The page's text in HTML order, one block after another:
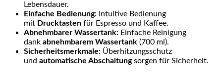
Lebensdauer.
Einfache Bedienung: Intuitive Bedienung
mit Drucktasten für Espresso und Kaffee.
Abnehmbarer Wassertank: Einfache Reinigung
dank abnehmbarem Wassertank (700 ml).
Sicherheitsmerkmale: Überhitzungsschutz
und automatische Abschaltungsorgen für Sicherheit.